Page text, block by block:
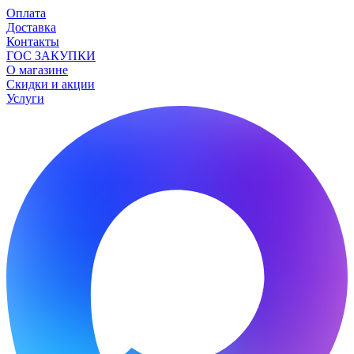
Оплата
Доставка
Контакты
ГОС ЗАКУПКИ
О магазине
Скидки и акции
Услуги